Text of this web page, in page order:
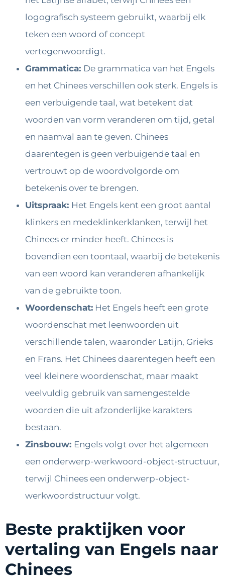
logografisch systeem gebruikt, waarbij elk
teken een woord of concept
vertegenwoordigt.
Grammatica: De grammatica van het Engels
en het Chinees verschillen ook sterk. Engels is
een verbuigende taal, wat betekent dat
woorden van vorm veranderen om tijd, getal
en naamval aan te geven. Chinees
daarentegen is geen verbuigende taal en
vertrouwt op de woordvolgorde om
betekenis over te brengen.
Uitspraak: Het Engels kent een groot aantal
klinkers en medeklinkerklanken, terwijl het
Chinees er minder heeft. Chinees is
bovendien een toontaal, waarbij de betekenis
van een woord kan veranderen afhankelijk
van de gebruikte toon.
Woordenschat: Het Engels heeft een grote
woordenschat met leenwoorden uit
verschillende talen, waaronder Latijn, Grieks
en Frans. Het Chinees daarentegen heeft een
veel kleinere woordenschat, maar maakt
veelvuldig gebruik van samengestelde
woorden die uit afzonderlijke karakters
bestaan.
Zinsbouw: Engels volgt over het algemeen
een onderwerp-werkwoord-object-structuur,
terwijl Chinees een onderwerp-object-
werkwoordstructuur volgt.
Beste praktijken voor
vertaling van Engels naar
Chinees